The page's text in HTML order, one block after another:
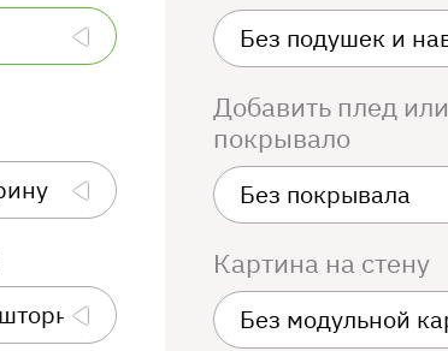
Добавить плед или
покрывало
Картина на стену